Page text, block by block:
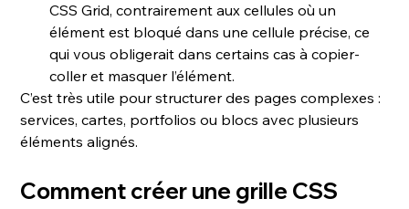
CSS Grid, contrairement aux cellules où un
élément est bloqué dans une cellule précise, ce
qui vous obligerait dans certains cas à copier-
coller et masquer l’élément.
C’est très utile pour structurer des pages complexes :
services, cartes, portfolios ou blocs avec plusieurs
éléments alignés.
Comment créer une grille CSS